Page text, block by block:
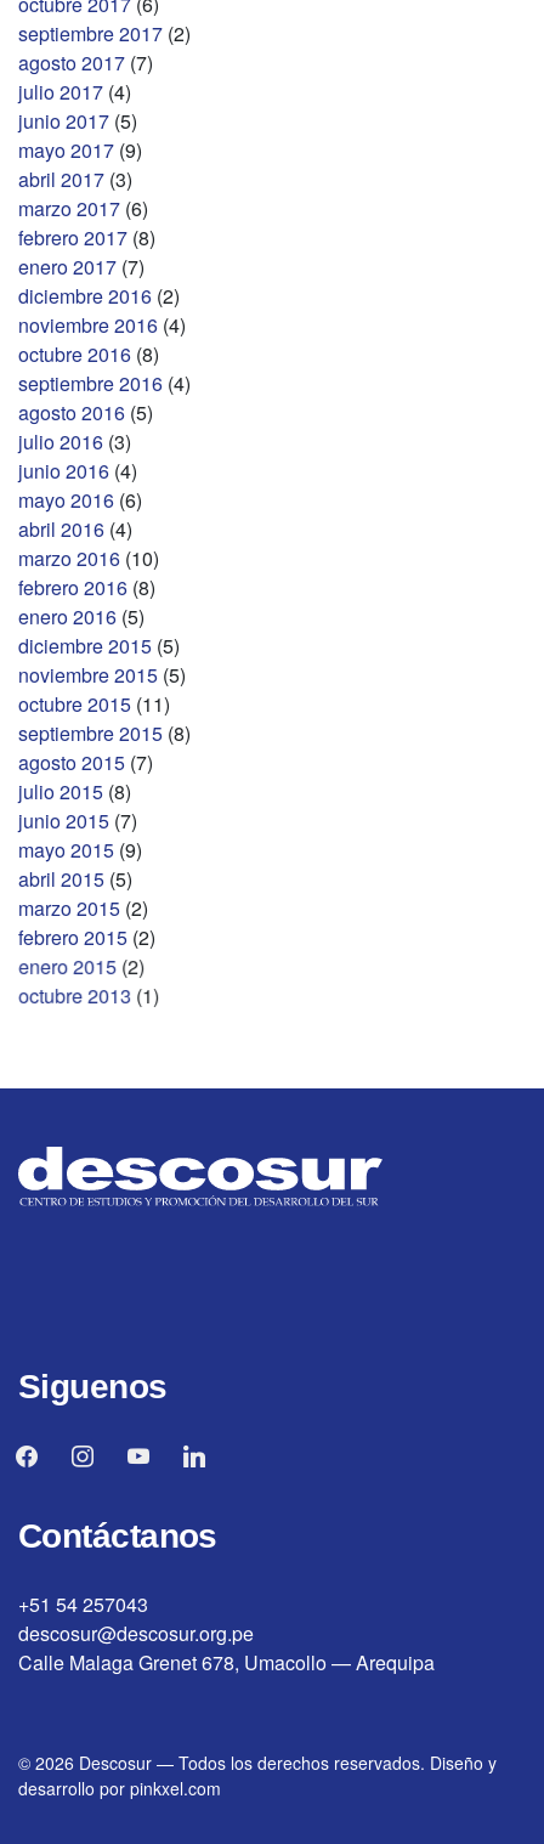
septiembre 2017 (2)
agosto 2017 (7)
julio 2017 (4)
junio 2017 (5)
mayo 2017 (9)
abril 2017 (3)
marzo 2017 (6)
febrero 2017 (8)
enero 2017 (7)
diciembre 2016 (2)
noviembre 2016 (4)
octubre 2016 (8)
septiembre 2016 (4)
agosto 2016 (5)
julio 2016 (3)
junio 2016 (4)
mayo 2016 (6)
abril 2016 (4)
marzo 2016 (10)
febrero 2016 (8)
enero 2016 (5)
diciembre 2015 (5)
noviembre 2015 (5)
octubre 2015 (11)
septiembre 2015 (8)
agosto 2015 (7)
julio 2015 (8)
junio 2015 (7)
mayo 2015 (9)
abril 2015 (5)
marzo 2015 (2)
febrero 2015 (2)
enero 2015 (2)
octubre 2013 (1)
Siguenos
facebookinstagramyoutubelinkedin
Contáctanos
+51 54 257043
descosur@descosur.org.pe
Calle Malaga Grenet 678, Umacollo — Arequipa
© 2026 Descosur — Todos los derechos reservados. Diseño y
desarrollo por pinkxel.com